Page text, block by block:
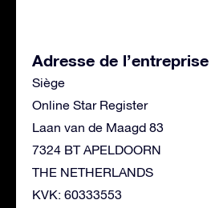
Adresse de l’entreprise
Siège
Online Star Register
Laan van de Maagd 83
7324 BT APELDOORN
THE NETHERLANDS
KVK: 60333553